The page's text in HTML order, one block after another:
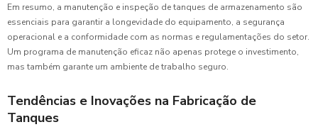
Em resumo, a manutenção e inspeção de tanques de armazenamento são
essenciais para garantir a longevidade do equipamento, a segurança
operacional e a conformidade com as normas e regulamentações do setor.
Um programa de manutenção eficaz não apenas protege o investimento,
mas também garante um ambiente de trabalho seguro.
Tendências e Inovações na Fabricação de
Tanques